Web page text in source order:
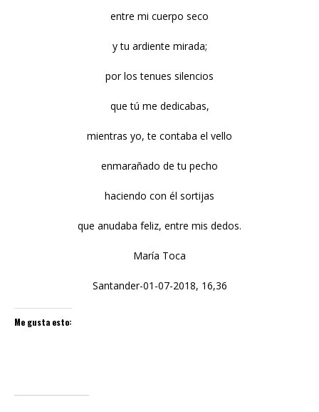
entre mi cuerpo seco
y tu ardiente mirada;
por los tenues silencios
que tú me dedicabas,
mientras yo, te contaba el vello
enmarañado de tu pecho
haciendo con él sortijas
que anudaba feliz, entre mis dedos.
María Toca
Santander-01-07-2018, 16,36
Me gusta esto: